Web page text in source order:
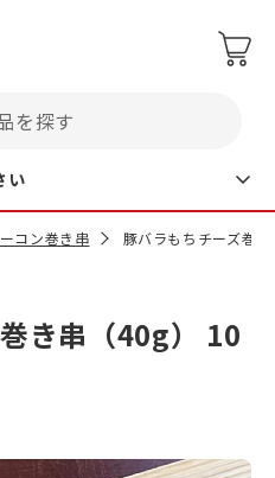
を探す
い
コン巻き串 豚バラもちチーズ巻
き串（40g） 10